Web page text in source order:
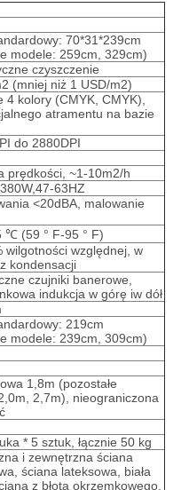
70*31*239cm
modele: 259cm, 329cm)
czyszczenie
(mniej niż 1 USD/m2)
4 kolory (CMYK, CMYK),
atramentu na bazie
do 2880DPI
prędkości, ~1-10m2/h
63HZ
<20dBA, malowanie
(59 ° F-95 ° F)
wilgotności względnej, w
kondensacji
czujniki banerowe,
indukcja w górę iw dół
219cm
modele: 239cm, 309cm)
1,8m (pozostałe
2,7m), nieograniczona
* 5 sztuk, łącznie 50 kg
i zewnętrzna ściana
ściana lateksowa, biała
z błota okrzemkowego,